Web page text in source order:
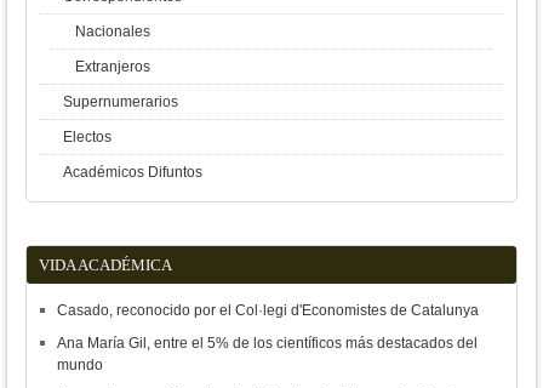
Nacionales
Extranjeros
Supernumerarios
Electos
Académicos Difuntos
VIDA ACADÉMICA
Casado, reconocido por el Col·legi d'Economistes de Catalunya
Ana María Gil, entre el 5% de los científicos más destacados del
mundo